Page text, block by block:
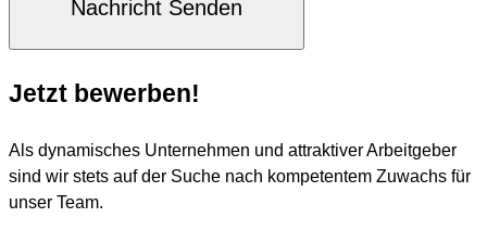
Jetzt bewerben!
Als dynamisches Unternehmen und attraktiver Arbeitgeber
sind wir stets auf der Suche nach kompetentem Zuwachs für
unser Team.